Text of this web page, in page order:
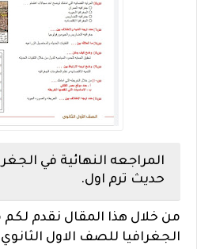
المراجعه النهائية في
حديث ترم اول.
من خلال هذا المقال نقدم
الجغرافيا للصف الاول